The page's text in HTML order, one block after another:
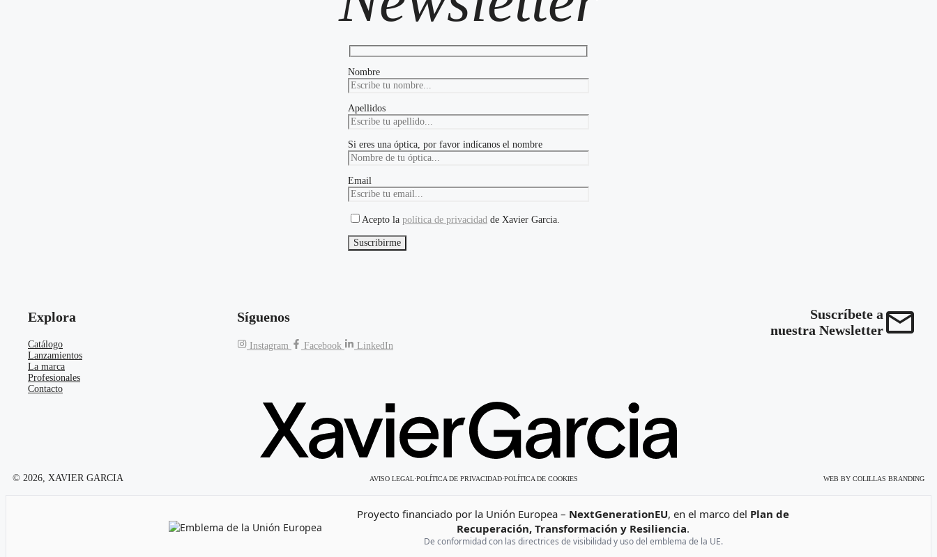
Nombre
Apellidos
Si eres una óptica, por favor indícanos el nombre
Email
Acepto la política de privacidad de Xavier Garcia.
Explora
Catálogo
Lanzamientos
La marca
Profesionales
Contacto
Síguenos
Instagram Facebook LinkedIn
Suscríbete a
nuestra Newsletter
© 2026, XAVIER GARCIA AVISO LEGAL·POLÍTICA DE PRIVACIDAD·POLÍTICA DE COOKIES WEB BY COLILLAS BRANDING
Proyecto financiado por la Unión Europea – NextGenerationEU, en el marco del Plan de
Recuperación, Transformación y Resiliencia.
De conformidad con las directrices de visibilidad y uso del emblema de la UE.